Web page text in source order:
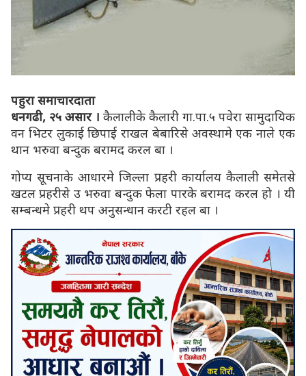
पहुरा समाचारदाता
धनगढी, २५ असार । कैलालीके कैलारी गा.पा.५ पवेरा सामुदायिक
वन भिटर लुकाई छिपाई राखल बेबारिसे अवस्थामे एक नाले एक
थान भरुवा बन्दुक बरामद करल बा ।
गोप्य सूचनाके आधारमे जिल्ला प्रहरी कार्यालय कैलाली समेतसे
खटल प्रहरीसे उ भरुवा बन्दुक फेला पारके बरामद करल हो । यी
सम्बन्धमे प्रहरी थप अनुसन्धान करटी रहल बा ।